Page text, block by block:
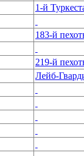
1-й
183-й
219-й
Лейб-